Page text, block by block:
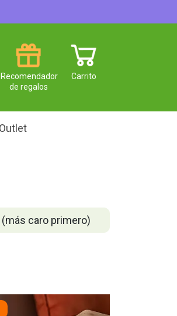
Carrito
Recomendador
de regalos
Outlet
caro primero)